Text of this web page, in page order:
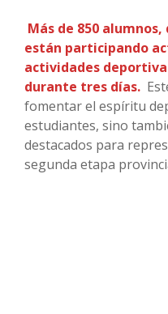
Más de 850
están participando
actividades
durante tres días.
fomentar el espíritu
estudiantes, sino
destacados para
segunda etapa